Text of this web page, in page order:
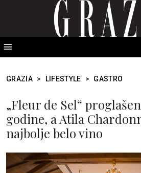
GRAZIA > LIFESTYLE > GASTRO
„Fleur de Sel“
godine, a Atila
najbolje belo vino